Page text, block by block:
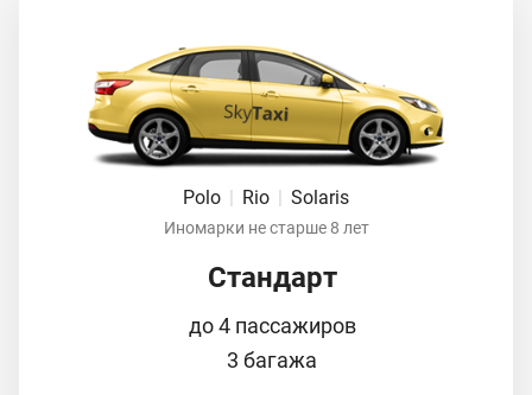
Polo | Rio | Solaris
Иномарки не старше 8 лет
Стандарт
до 4 пассажиров
3 багажа